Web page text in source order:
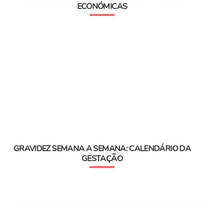
ECONÓMICAS
GRAVIDEZ SEMANA A SEMANA: CALENDÁRIO DA
GESTAÇÃO